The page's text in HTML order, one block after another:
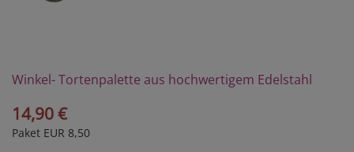
Winkel- Tortenpalette aus hochwertigem Edelstahl
14,90 €
Paket EUR 8,50